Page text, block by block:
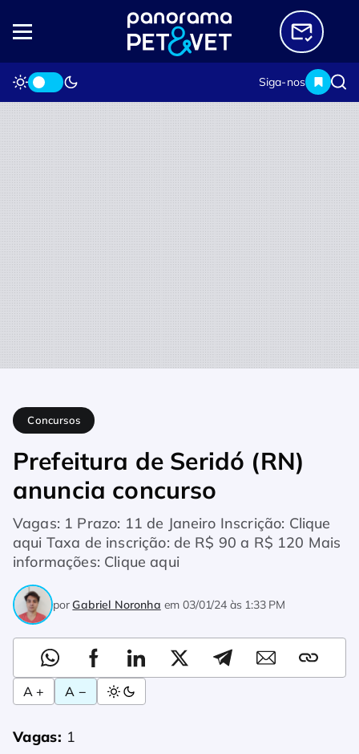
Siga-nos
Home Concursos
Concursos
Prefeitura de Seridó (RN)
anuncia concurso
Vagas: 1 Prazo: 11 de Janeiro Inscrição: Clique
aqui Taxa de inscrição: de R$ 90 a R$ 120 Mais
informações: Clique aqui
porGabriel Noronha em03/01/24 às 1:33 PM
A + A −
Vagas: 1